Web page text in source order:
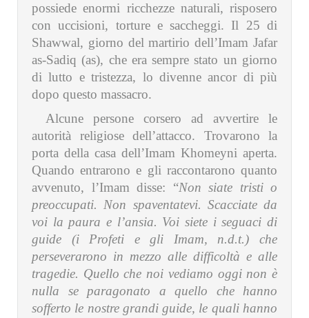
possiede enormi ricchezze naturali, risposero
con uccisioni, torture e saccheggi. Il 25 di
Shawwal, giorno del martirio dell’Imam Jafar
as-Sadiq (as), che era sempre stato un giorno
di lutto e tristezza, lo divenne ancor di più
dopo questo massacro.
Alcune persone corsero ad avvertire le
autorità religiose dell’attacco. Trovarono la
porta della casa dell’Imam Khomeyni aperta.
Quando entrarono e gli raccontarono quanto
avvenuto, l’Imam disse: “Non siate tristi o
preoccupati. Non spaventatevi. Scacciate da
voi la paura e l’ansia. Voi siete i seguaci di
guide (i Profeti e gli Imam, n.d.t.) che
perseverarono in mezzo alle difficoltà e alle
tragedie. Quello che noi vediamo oggi non è
nulla se paragonato a quello che hanno
sofferto le nostre grandi guide, le quali hanno